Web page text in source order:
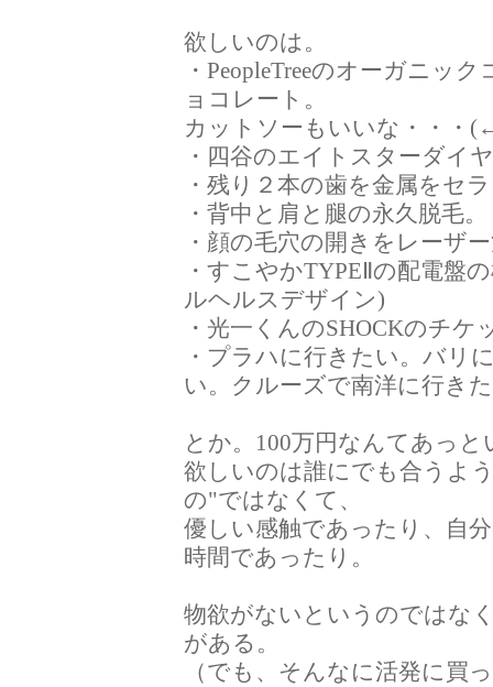
欲しいのは。
・PeopleTreeのオーガニッ
ョコレート。
カットソーもいいな・・・
・四谷のエイトスターダイ
・残り２本の歯を金属をセ
・背中と肩と腿の永久脱毛。
・顔の毛穴の開きをレーザ
・すこやかTYPEⅡの配電盤
ルヘルスデザイン)
・光一くんのSHOCKのチケ
・プラハに行きたい。バリ
い。クルーズで南洋に行き
とか。100万円なんてあっと
欲しいのは誰にでも合うよ
の"ではなくて、
優しい感触であったり、自
時間であったり。
物欲がないというのではな
がある。
（でも、そんなに活発に買